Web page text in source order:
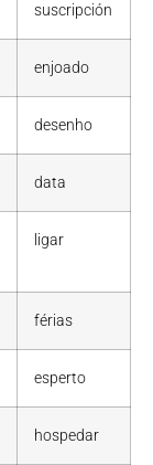
suscripción
enjoado
desenho
data
ligar
férias
esperto
hospedar